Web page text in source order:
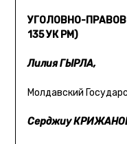
УГОЛОВНО-
135 УК РМ)
Лилия ГЫРЛА,
Молдавский
Серджиу